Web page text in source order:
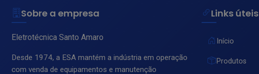
Sobre a empresa
Eletrotécnica Santo Amaro
Desde 1974, a ESA mantém a indústria em operação
com venda de equipamentos e manutenção
Links úteis
Início
Produtos